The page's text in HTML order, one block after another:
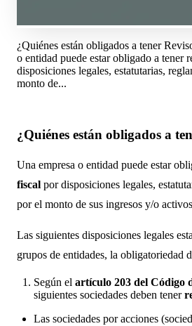
¿Quiénes están obligados a tener
o entidad puede estar obligado a tener
disposiciones legales, estatutarias,
monto de...
¿Quiénes están obligados a
Una empresa o entidad puede estar
fiscal por disposiciones legales,
por el monto de sus ingresos y/o
Las siguientes disposiciones legales
grupos de entidades, la obligatoriedad
Según el artículo 203 del Código
siguientes sociedades deben tener
Las sociedades por acciones